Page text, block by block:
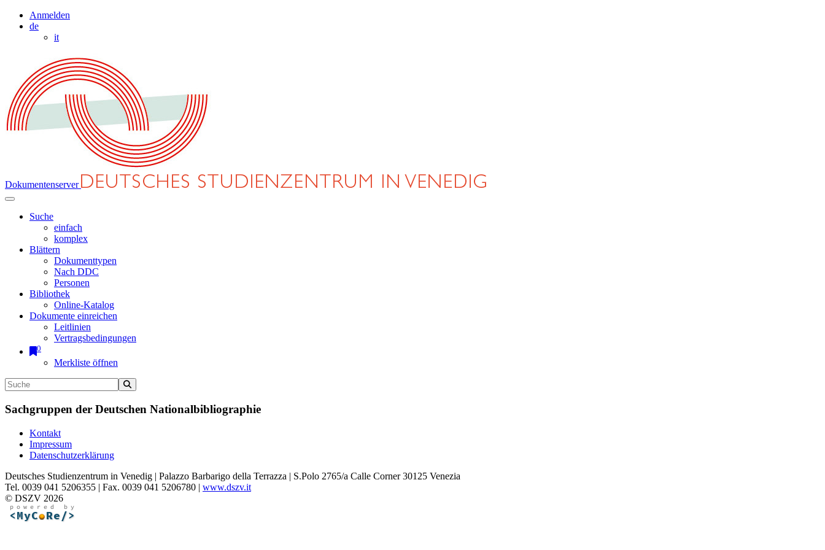
Anmelden
de
it
Dokumentenserver
Suche
einfach
komplex
Blättern
Dokumenttypen
Nach DDC
Personen
Bibliothek
Online-Katalog
Dokumente einreichen
Leitlinien
Vertragsbedingungen
0
Merkliste öffnen
Sachgruppen der Deutschen Nationalbibliographie
Kontakt
Impressum
Datenschutzerklärung
Deutsches Studienzentrum in Venedig | Palazzo Barbarigo della Terrazza | S.Polo 2765/a Calle Corner 30125 Venezia
Tel. 0039 041 5206355 | Fax. 0039 041 5206780 | www.dszv.it
© DSZV 2026